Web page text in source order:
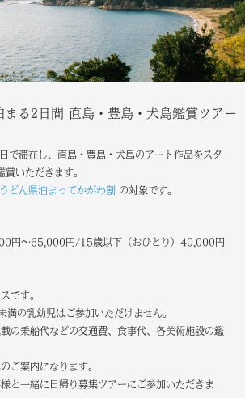
まる2日間 直島・豊島・犬島鑑賞ツアー
で滞在し、直島・豊島・犬島のアート作品をスタ
賞いただきます。
どん県泊まってかがわ割 の対象です。
円～65,000円/15歳以下（おひとり）40,000円
です。
満の乳幼児はご参加いただけません。
の乗船代などの交通費、食事代、各美術施設の鑑
ご案内になります。
と一緒に日帰り募集ツアーにご参加いただきま